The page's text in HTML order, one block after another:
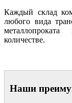
Каждый склад
любого вида
количестве.
Наши